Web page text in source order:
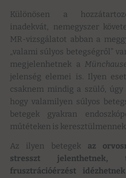
Különösen a
inadekvát, nemegyszer
MR-vizsgálatot abban a
„valami súlyos betegségről”
megjelenhetnek a
jelenség elemei is. Ilyen
csaknem mindig a szülő, úgy
hogy valamilyen súlyos
betegek gyakran
műtéteken is keresztülmennek.
Az ilyen betegek az
stresszt jelenthetnek,
frusztrációérzést